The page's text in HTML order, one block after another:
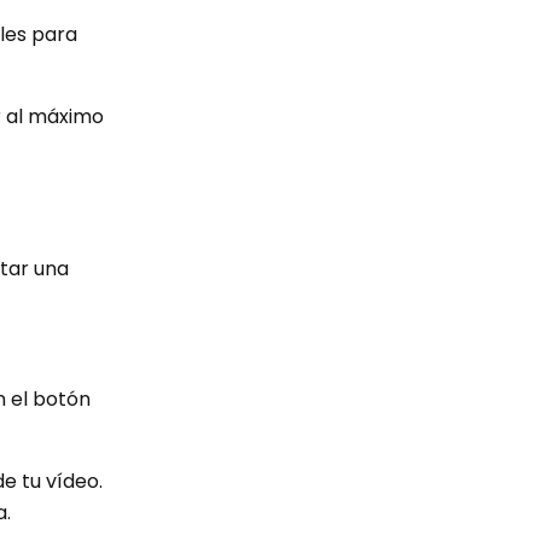
para
al máximo
una
el botón
tu vídeo.